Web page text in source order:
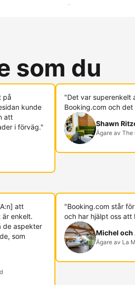
som du
på
kunde
att
i förväg."
"Det var superenkelt
Booking.com och
Shawn
Ägare av
att
är enkelt.
de aspekter
som
"Booking.com står
och har hjälpt oss att
Michel och
Ägare av La